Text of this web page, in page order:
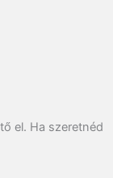
el. Ha szeretnéd